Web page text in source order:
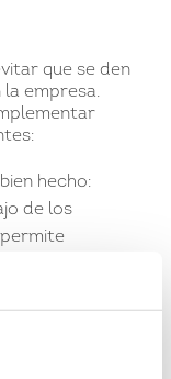
que se den
la empresa.
hecho:
de los
sean